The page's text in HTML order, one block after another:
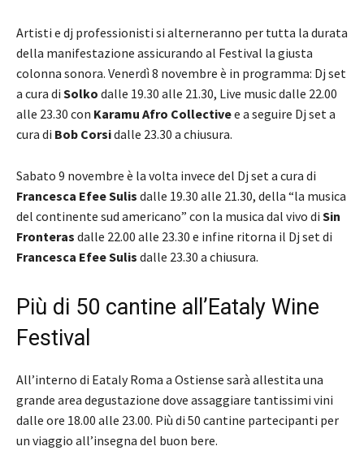
Artisti e dj professionisti si alterneranno per tutta la durata
della manifestazione assicurando al Festival la giusta
colonna sonora. Venerdì 8 novembre è in programma: Dj set
a cura di Solko dalle 19.30 alle 21.30, Live music dalle 22.00
alle 23.30 con Karamu Afro Collectivee a seguire Dj set a
cura di Bob Corsidalle 23.30 a chiusura.
Sabato 9 novembre è la volta invece del Dj set a cura di
Francesca Efee Sulis dalle 19.30 alle 21.30, della “la musica
del continente sud americano” con la musica dal vivo di Sin
Fronteras dalle 22.00 alle 23.30 e infine ritorna il Dj set di
Francesca Efee Sulis dalle 23.30 a chiusura.
Più di 50 cantine all’Eataly Wine
Festival
All’interno di Eataly Roma a Ostiense sarà allestita una
grande area degustazione dove assaggiare tantissimi vini
dalle ore 18.00 alle 23.00. Più di 50 cantine partecipanti per
un viaggio all’insegna del buon bere.